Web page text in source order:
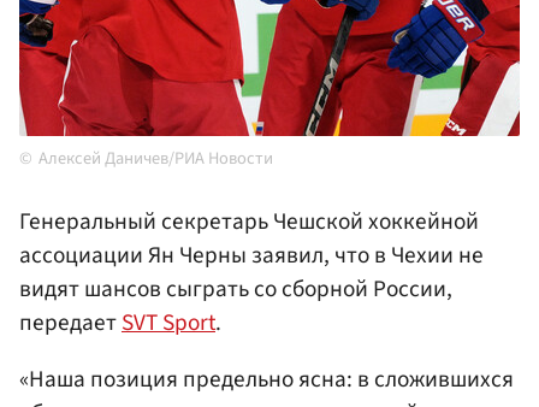
Алексей Даничев/РИА Новости
Генеральный секретарь Чешской хоккейной
ассоциации Ян Черны заявил, что в Чехии не
видят шансов сыграть со сборной России,
передаетSVT Sport.
«Наша позиция предельно ясна: в сложившихся